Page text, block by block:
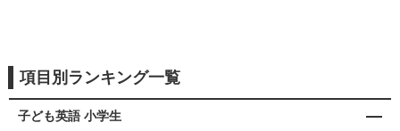
項目別ランキング一覧
子ども英語 小学生